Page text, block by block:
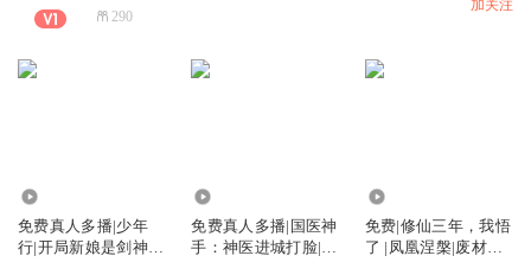
290
加关注
免费真人多播|少年
行|开局新娘是剑神|
免费真人多播|国医神
手：神医进城打脸|都
免费|修仙三年，我悟
了 |凤凰涅槃|废材逆